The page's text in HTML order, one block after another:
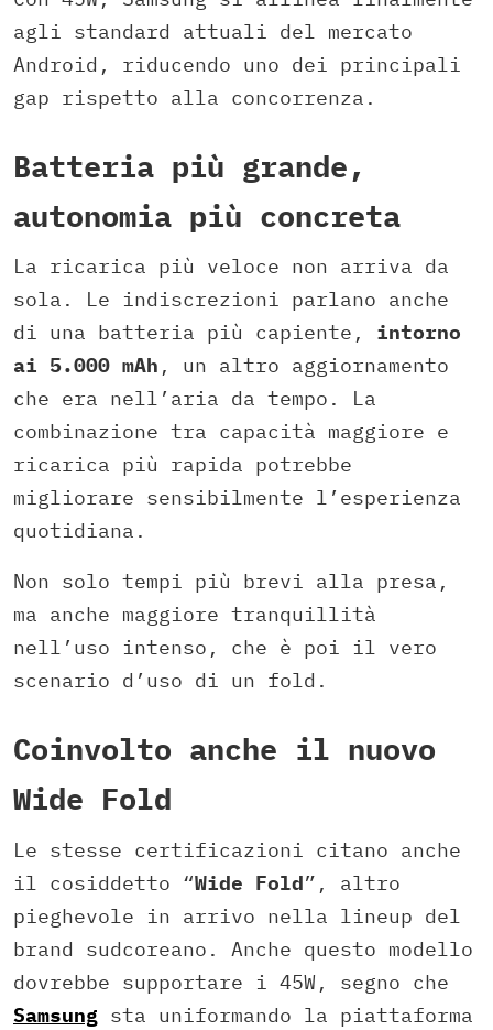
agli standard attuali del mercato
Android, riducendo uno dei principali
gap rispetto alla concorrenza.
Batteria più grande,
autonomia più concreta
La ricarica più veloce non arriva da
sola. Le indiscrezioni parlano anche
di una batteria più capiente, intorno
ai 5.000 mAh , un altro aggiornamento
che era nell’aria da tempo. La
combinazione tra capacità maggiore e
ricarica più rapida potrebbe
migliorare sensibilmente l’esperienza
quotidiana.
Non solo tempi più brevi alla presa,
ma anche maggiore tranquillità
nell’uso intenso, che è poi il vero
scenario d’uso di un fold.
Coinvolto anche il nuovo
Wide Fold
Le stesse certificazioni citano anche
il cosiddetto “Wide Fold”, altro
pieghevole in arrivo nella lineup del
brand sudcoreano. Anche questo modello
dovrebbe supportare i 45W, segno che
Samsung sta uniformando la piattaforma